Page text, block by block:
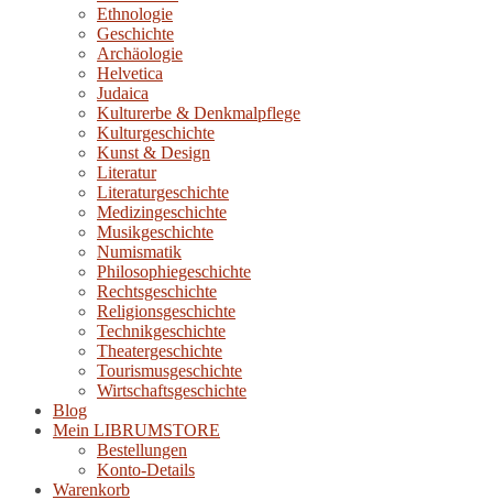
Ethnologie
Geschichte
Archäologie
Helvetica
Judaica
Kulturerbe & Denkmalpflege
Kulturgeschichte
Kunst & Design
Literatur
Literaturgeschichte
Medizingeschichte
Musikgeschichte
Numismatik
Philosophiegeschichte
Rechtsgeschichte
Religionsgeschichte
Technikgeschichte
Theatergeschichte
Tourismusgeschichte
Wirtschaftsgeschichte
Blog
Mein LIBRUMSTORE
Bestellungen
Konto-Details
Warenkorb